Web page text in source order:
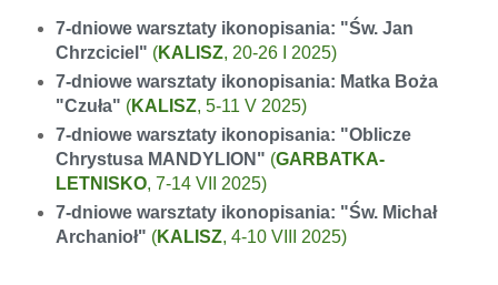
7-dniowe warsztaty ikonopisania: "Św. Jan
Chrzciciel" (KALISZ, 20-26 I 2025)
7-dniowe warsztaty ikonopisania: Matka Boża
"Czuła" (KALISZ, 5-11 V 2025)
7-dniowe warsztaty ikonopisania: "Oblicze
Chrystusa MANDYLION" (GARBATKA-
LETNISKO, 7-14 VII 2025)
7-dniowe warsztaty ikonopisania: "Św. Michał
Archanioł" (KALISZ, 4-10 VIII 2025)